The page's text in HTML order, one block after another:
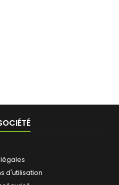
d'utilisation